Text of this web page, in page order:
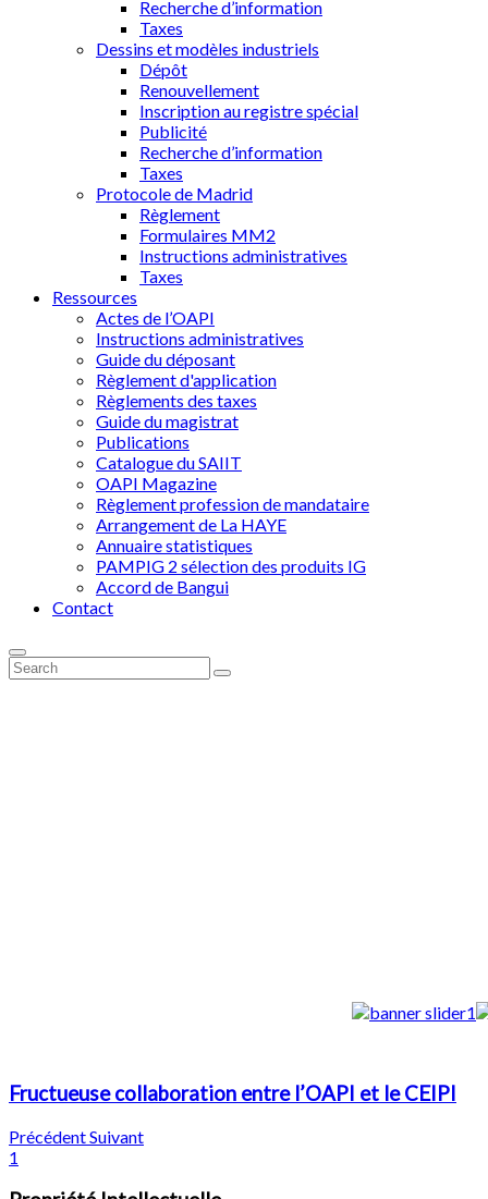
Recherche d’information
Taxes
Dessins et modèles industriels
Dépôt
Renouvellement
Inscription au registre spécial
Publicité
Recherche d’information
Taxes
Protocole de Madrid
Règlement
Formulaires MM2
Instructions administratives
Taxes
Ressources
Actes de l’OAPI
Instructions administratives
Guide du déposant
Règlement d'application
Règlements des taxes
Guide du magistrat
Publications
Catalogue du SAIIT
OAPI Magazine
Règlement profession de mandataire
Arrangement de La HAYE
Annuaire statistiques
PAMPIG 2 sélection des produits IG
Accord de Bangui
Contact
Fructueusecollaboration entre l’OAPI et leCEIPI
PrécédentSuivant
1